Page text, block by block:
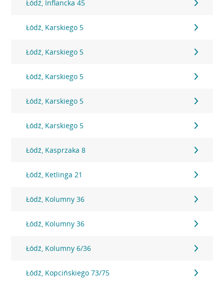
Łódź, Inflancka 45
Łódź, Karskiego 5
Łódź, Karskiego 5
Łódź, Karskiego 5
Łódź, Karskiego 5
Łódź, Karskiego 5
Łódź, Kasprzaka 8
Łódź, Ketlinga 21
Łódź, Kolumny 36
Łódź, Kolumny 36
Łódź, Kolumny 6/36
Łódź, Kopcińskiego 73/75